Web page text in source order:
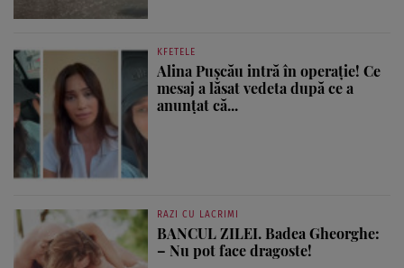
KFETELE
Alina Pușcău intră în operație! Ce
mesaj a lăsat vedeta după ce a
anunțat că...
RAZI CU LACRIMI
BANCUL ZILEI. Badea Gheorghe:
– Nu pot face dragoste!